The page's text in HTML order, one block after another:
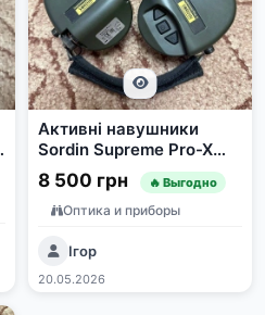
Активні навушники
Sordin Supreme Pro-X
Neckband Olive Sweden
8 500 грн 🔥 Выгодно
Оптика и приборы
Ігор
20.05.2026